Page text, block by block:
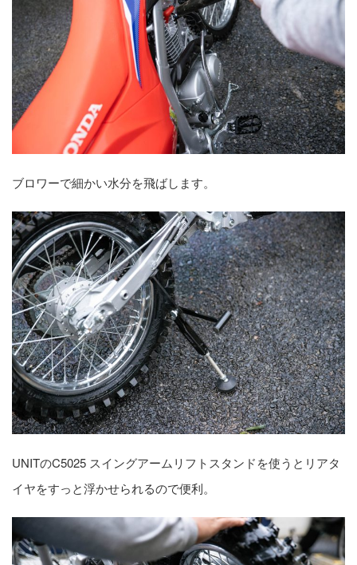
ブロワーで細かい水分を飛ばします。
UNITのC5025 スイングアームリフトスタンドを使うとリアタ
イヤをすっと浮かせられるので便利。